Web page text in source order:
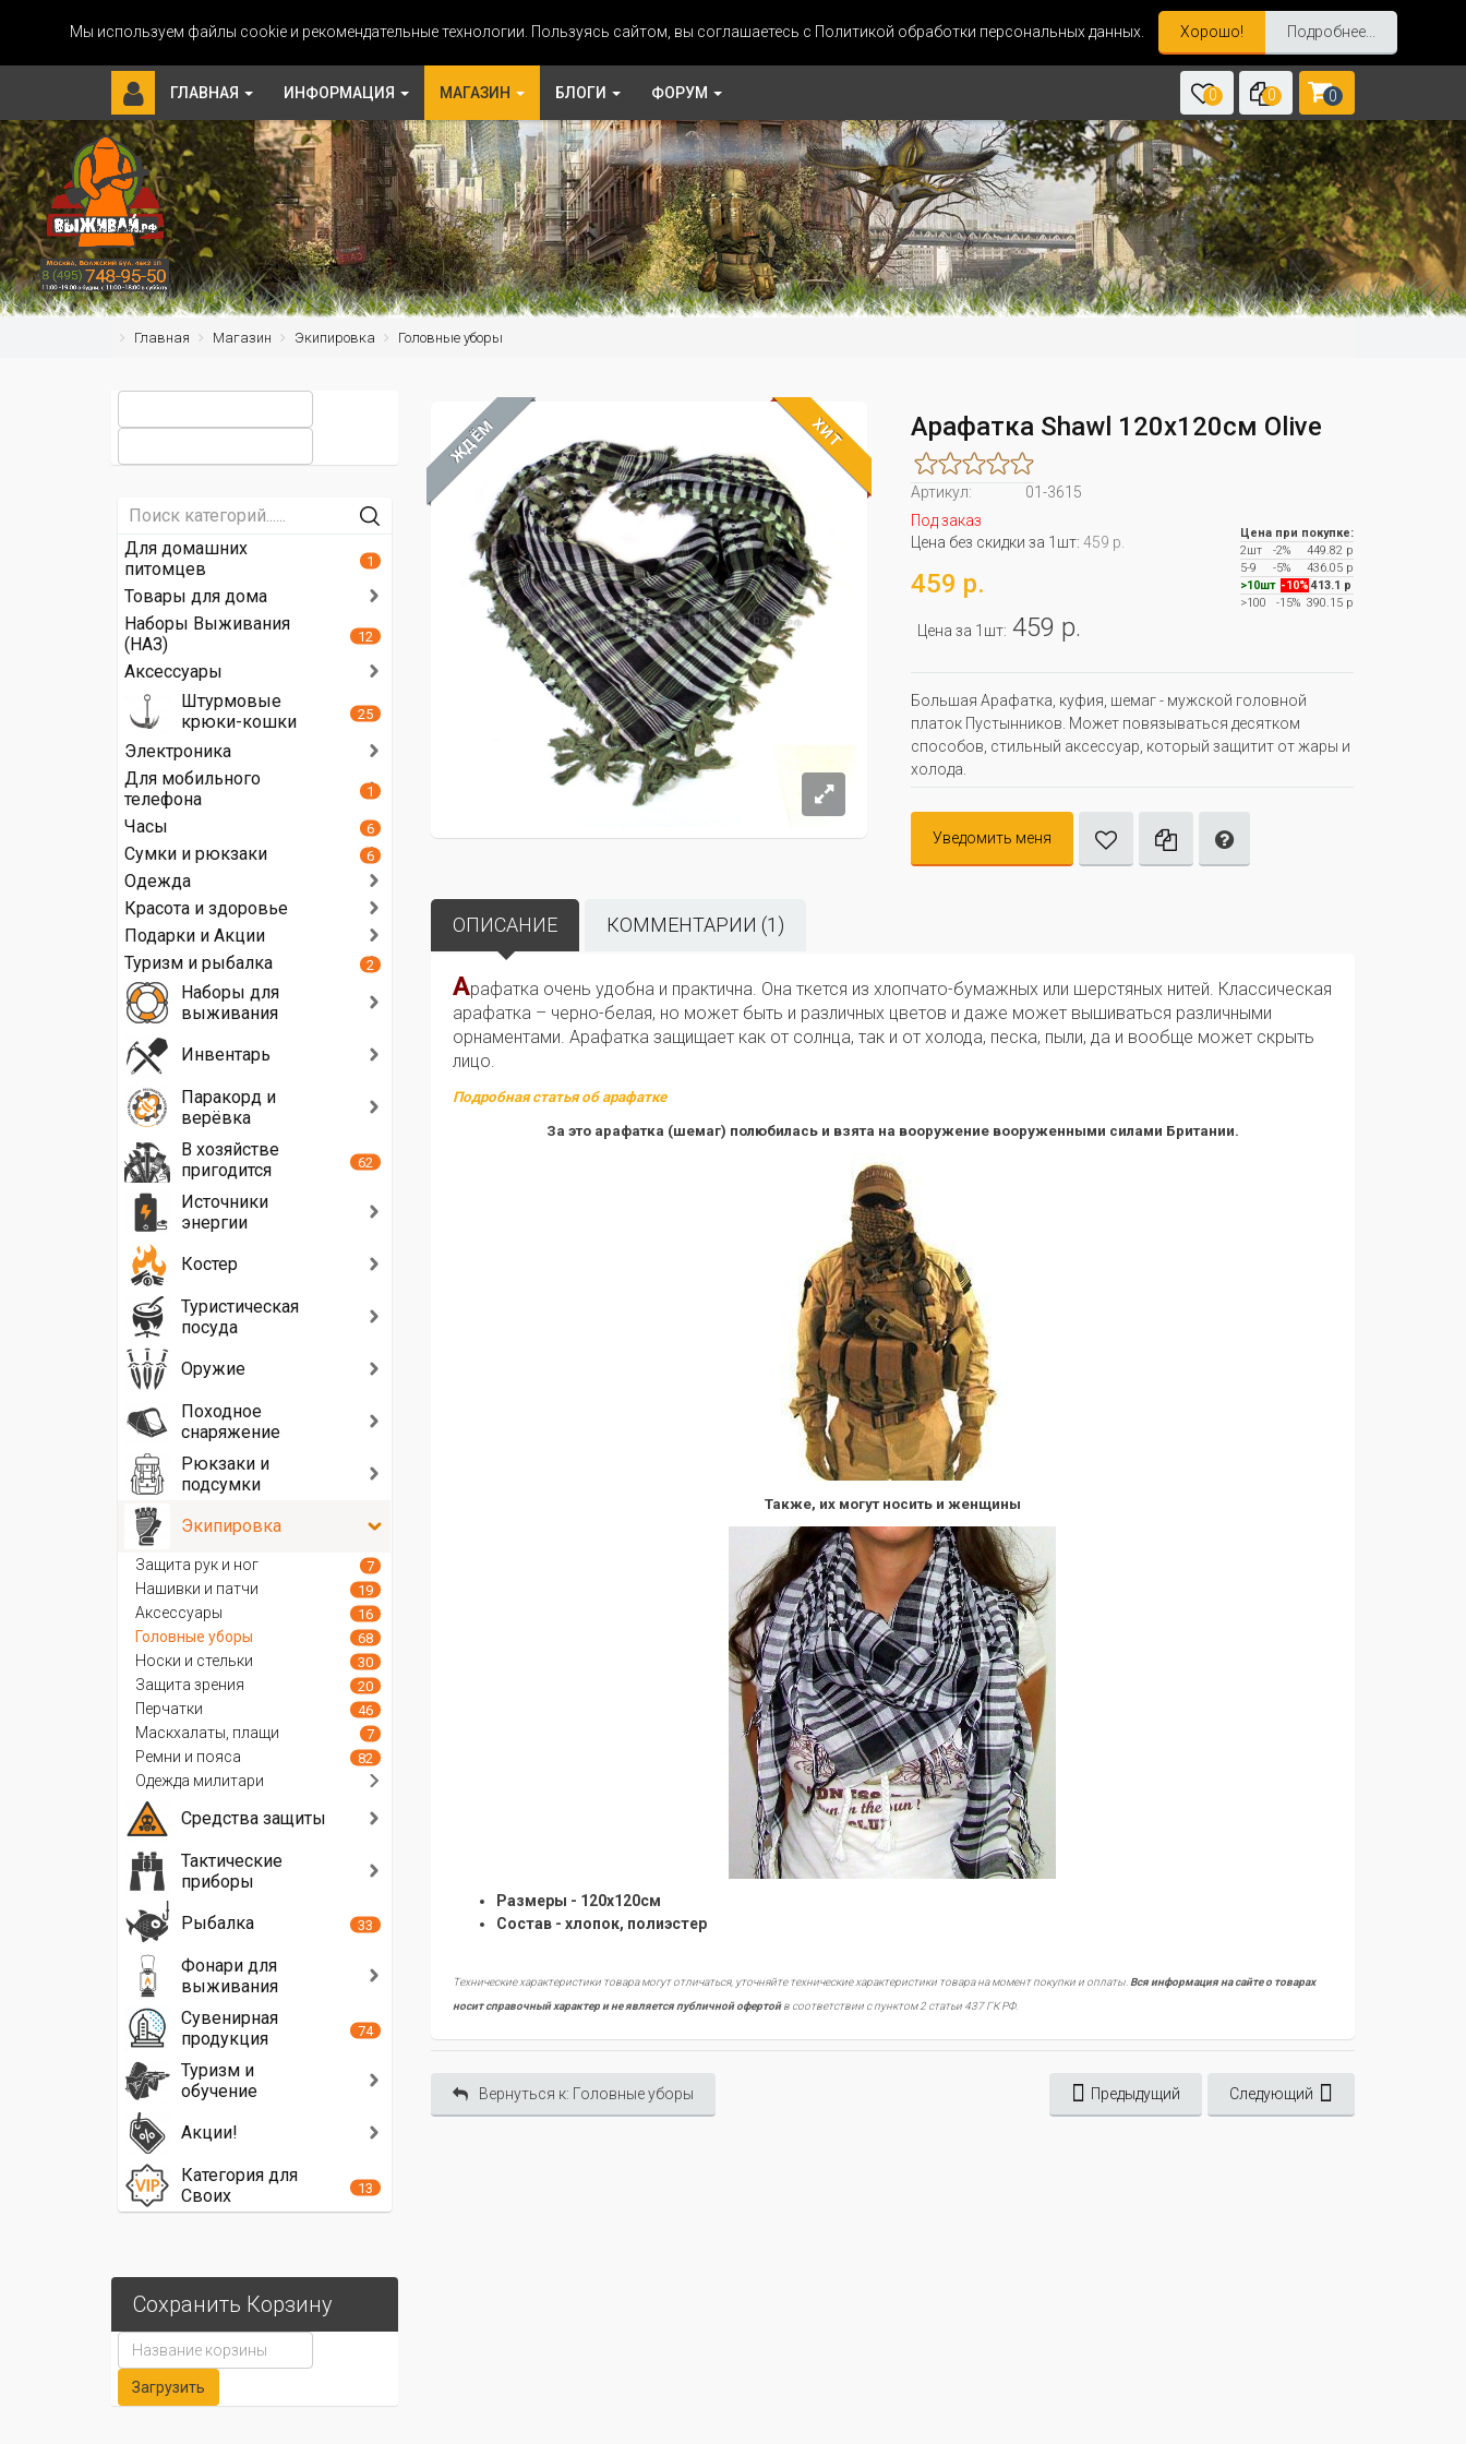
Мы используем файлы cookie и рекомендательные технологии. Пользуясь сайтом, вы соглашаетесь с Политикой обработки персональных данных. Хорошо! Подробнее...
ГЛАВНАЯ ИНФОРМАЦИЯ МАГАЗИН БЛОГИ ФОРУМ 0 0 0
Главная Магазин Экипировка Головные уборы
ЖДЁМ ХИТ Арафатка Shawl 120х120см Olive
Артикул:
01-3615
Под заказ
Цена без скидки за 1шт: 459 р.
459 р.
Цена за 1шт: 459 р.
Цена при покупке:
2шт
-2%
449.82 р
5-9
-5%
436.05 р
>10шт -10%413.1 р
>100
-15%390.15 р
Большая Арафатка, куфия, шемаг - мужской головной
платок Пустынников. Может повязываться десятком
способов, стильный аксессуар, который защитит от жары и
холода.
Уведомить меня
ОПИСАНИЕ КОММЕНТАРИИ (1)
Арафатка очень удобна и практична. Она ткется из хлопчато-бумажных или шерстяных нитей. Классическая
арафатка – черно-белая, но может быть и различных цветов и даже может вышиваться различными
орнаментами. Арафатка защищает как от солнца, так и от холода, песка, пыли, да и вообще может скрыть
лицо.
Подробная статья об арафатке
За это арафатка (шемаг) полюбилась и взята на вооружение вооруженными силами Британии.
Также, их могут носить и женщины
Размеры - 120х120см
Состав - хлопок, полиэстер
Технические характеристики товара могут отличаться, уточняйте технические характеристики товара на момент покупки и оплаты.Вся информация на сайте о товарах
носит справочный характер и не является публичной офертойв соответствии с пунктом 2 статьи 437 ГК РФ.
Вернуться к: Головные уборы Предыдущий Следующий
Для домашних
питомцев
1
Товары для дома
Наборы Выживания
(НАЗ)
12
Аксессуары
Штурмовые
крюки-кошки
25
Электроника
Для мобильного
телефона
1
Часы 6
Сумки и рюкзаки 6
Одежда
Красота и здоровье
Подарки и Акции
Туризм и рыбалка
2
Наборы для
выживания
Инвентарь
Паракорд и
верёвка
В хозяйстве
пригодится
62
Источники
энергии
Костер
Туристическая
посуда
Оружие
Походное
снаряжение
Рюкзаки и
подсумки
Экипировка
Защита рук и ног 7
Нашивки и патчи 19
Аксессуары 16
Головные уборы 68
Носки и стельки 30
Защита зрения 20
Перчатки 46
Маскхалаты, плащи 7
Ремни и пояса 82
Одежда милитари
Средства защиты
Тактические
приборы
Рыбалка
33
Фонари для
выживания
Сувенирная
продукция
74
Туризм и
обучение
Акции!
Категория для
Своих
13
Сохранить Корзину